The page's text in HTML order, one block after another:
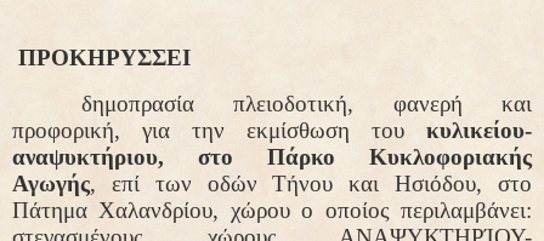
ΠΡΟΚΗΡΥΣΣΕΙ
δημοπρασίαπλειοδοτική, φανερή και
προφορική, για την εκμίσθωση του κυλικείου-
αναψυκτήριου, στο Πάρκο Κυκλοφοριακής
Αγωγής, επί των οδών Τήνου και Ησιόδου, στο
Πάτημα Χαλανδρίου, χώρου ο οποίος περιλαμβάνει: